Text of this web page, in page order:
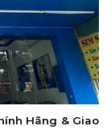
Hãng & Giao